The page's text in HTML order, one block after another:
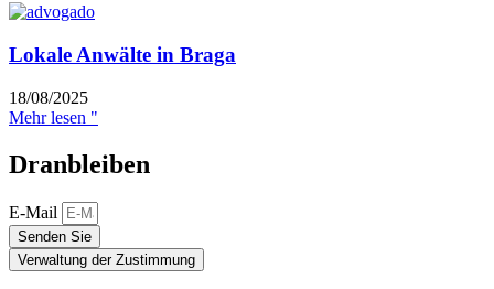
Lokale Anwälte in Braga
18/08/2025
Mehr lesen "
Dranbleiben
E-Mail
Senden Sie
Verwaltung der Zustimmung